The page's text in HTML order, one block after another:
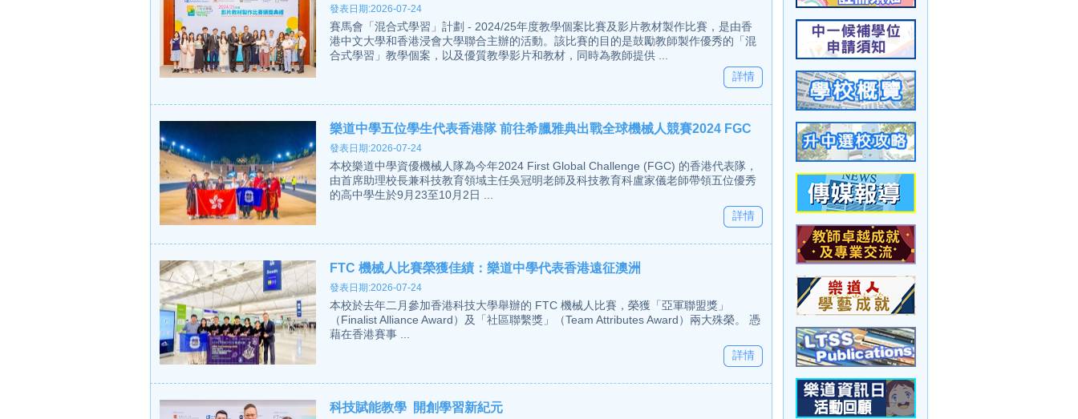
發表日期:2026-07-24
賽馬會「混合式學習」計劃 - 2024/25年度教學個案比賽及影片教材製作比賽，是由香
港中文大學和香港浸會大學聯合主辦的活動。該比賽的目的是鼓勵教師製作優秀的「混
合式學習」教學個案，以及優質教學影片和教材，同時為教師提供 ...
詳情
樂道中學五位學生代表香港隊 前往希臘雅典出戰全球機械人競賽2024 FGC
發表日期:2026-07-24
本校樂道中學資優機械人隊為今年2024 First Global Challenge (FGC) 的香港代表隊，
由首席助理校長兼科技教育領域主任吳冠明老師及科技教育科盧家儀老師帶領五位優秀
的高中學生於9月23至10月2日 ...
詳情
FTC 機械人比賽榮獲佳績：樂道中學代表香港遠征澳洲
發表日期:2026-07-24
本校於去年二月參加香港科技大學舉辦的 FTC 機械人比賽，榮獲「亞軍聯盟獎」
（Finalist Alliance Award）及「社區聯繫獎」（Team Attributes Award）兩大殊榮。 憑
藉在香港賽事 ...
詳情
科技賦能教學 開創學習新紀元